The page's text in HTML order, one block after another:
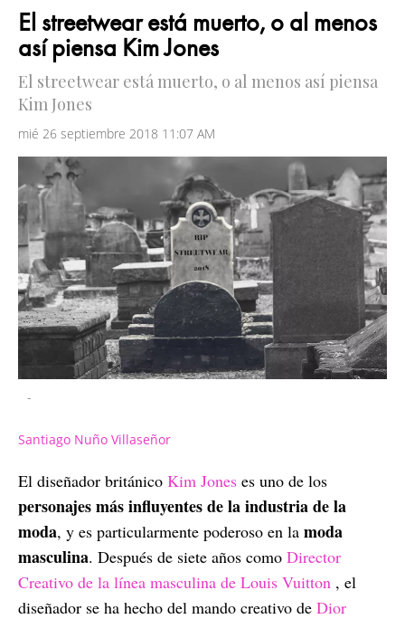
El streetwear está muerto, o al menos
así piensa Kim Jones
El streetwear está muerto, o al menos así piensa
Kim Jones
mié 26 septiembre 2018 11:07 AM
-
Santiago Nuño Villaseñor
El diseñador británico Kim Jones es uno de los
personajes más influyentes de la industria de la
moda, y es particularmente poderoso en la moda
masculina. Después de siete años como Director
Creativo de la línea masculina de Louis Vuitton , el
diseñador se ha hecho del mando creativo de Dior